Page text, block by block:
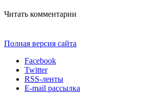
Читать комментарии
Полная версия сайта
Facebook
Twitter
RSS-ленты
E-mail рассылка